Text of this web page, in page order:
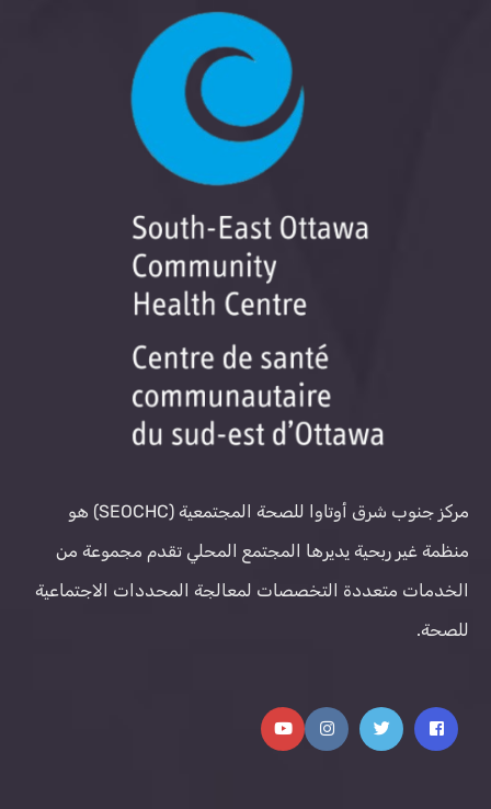
مركز جنوب شرق أوتاوا للصحة المجتمعية (SEOCHC) هو
منظمة غير ربحية يديرها المجتمع المحلي تقدم مجموعة من
الخدمات متعددة التخصصات لمعالجة المحددات الاجتماعية
للصحة.